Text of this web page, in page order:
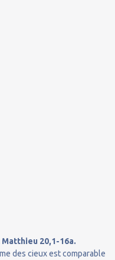
20,1-16a.
des cieux est comparable